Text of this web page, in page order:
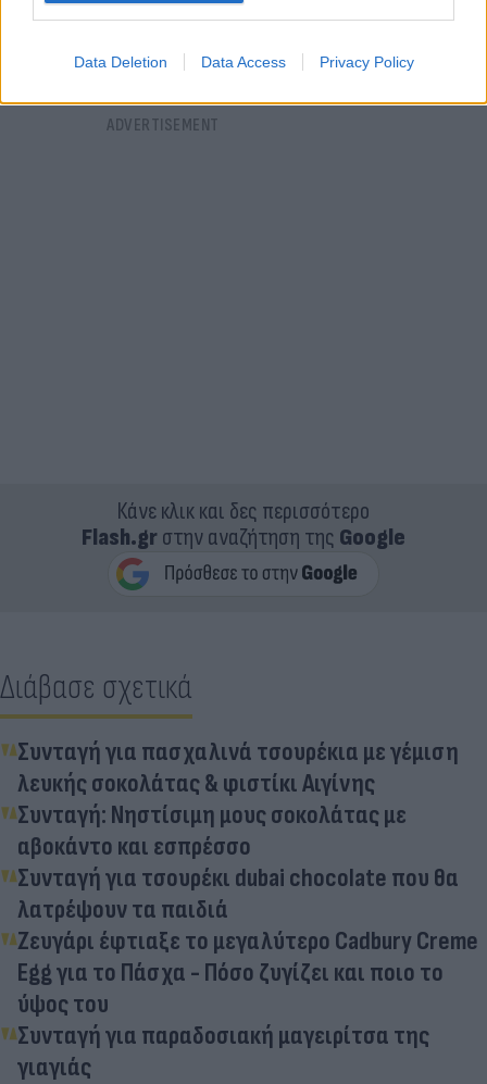
Data Deletion Data Access Privacy Policy
Κάνε κλικ και δες περισσότερο
Flash.grστην αναζήτηση της Google
Διάβασε σχετικά
Συνταγή για πασχαλινά τσουρέκια με γέμιση
λευκής σοκολάτας & φιστίκι Αιγίνης
Συνταγή: Νηστίσιμη μους σοκολάτας με
αβοκάντο και εσπρέσσο
Συνταγή για τσουρέκι dubai chocolate που θα
λατρέψουν τα παιδιά
Ζευγάρι έφτιαξε το μεγαλύτερο Cadbury Creme
Egg για το Πάσχα - Πόσο ζυγίζει και ποιο το
ύψος του
Συνταγή για παραδοσιακή μαγειρίτσα της
γιαγιάς